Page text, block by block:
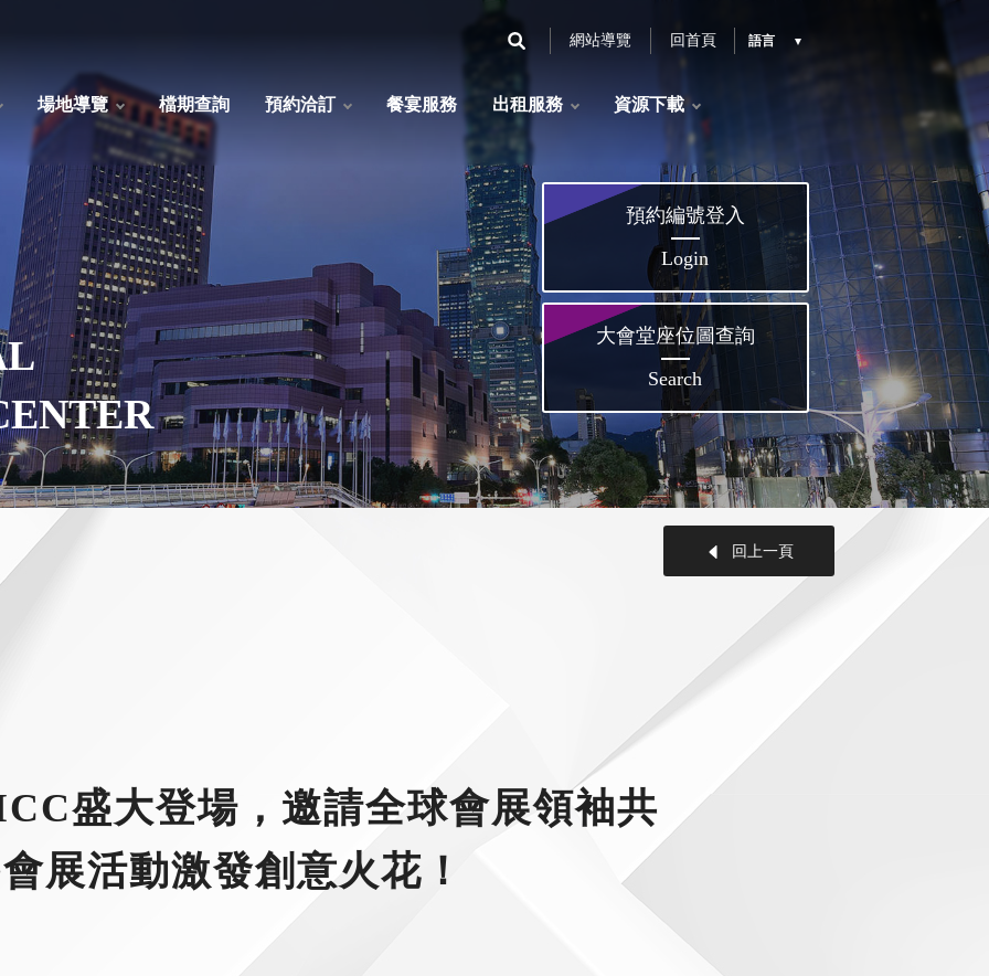
網站導覽 回首頁 語言
場地導覽 檔期查詢 預約洽訂 餐宴服務 出租服務 資源下載
預約編號登入
Login
大會堂座位圖查詢
Search
回上一頁
盛大登場，邀請全球會展領袖共
展活動激發創意火花！